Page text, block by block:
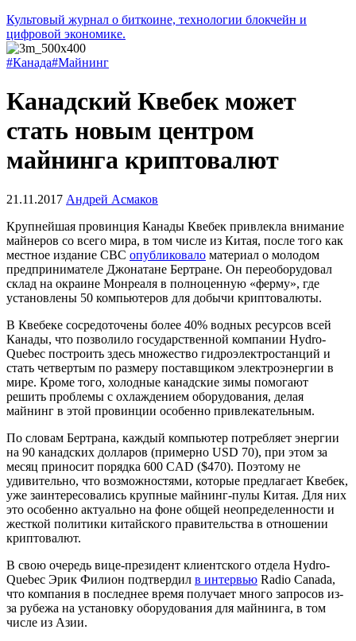
Культовый журнал о биткоине, технологии блокчейн и
цифровой экономике.
#Канада#Майнинг
Канадский Квебек может
стать новым центром
майнинга криптовалют
21.11.2017 Андрей Асмаков
Крупнейшая провинция Канады Квебек привлекла внимание
майнеров со всего мира, в том числе из Китая, после того как
местное издание CBC опубликовало материал о молодом
предпринимателе Джонатане Бертране. Он переоборудовал
склад на окраине Монреаля в полноценную «ферму», где
установлены 50 компьютеров для добычи криптовалюты.
В Квебеке сосредоточены более 40% водных ресурсов всей
Канады, что позволило государственной компании Hydro-
Quebec построить здесь множество гидроэлектростанций и
стать четвертым по размеру поставщиком электроэнергии в
мире. Кроме того, холодные канадские зимы помогают
решить проблемы с охлаждением оборудования, делая
майнинг в этой провинции особенно привлекательным.
По словам Бертрана, каждый компьютер потребляет энергии
на 90 канадских долларов (примерно USD 70), при этом за
месяц приносит порядка 600 CAD ($470). Поэтому не
удивительно, что возможностями, которые предлагает Квебек,
уже заинтересовались крупные майнинг-пулы Китая. Для них
это особенно актуально на фоне общей неопределенности и
жесткой политики китайского правительства в отношении
криптовалют.
В свою очередь вице-президент клиентского отдела Hydro-
Quebec Эрик Филион подтвердил в интервью Radio Canada,
что компания в последнее время получает много запросов из-
за рубежа на установку оборудования для майнинга, в том
числе из Азии.